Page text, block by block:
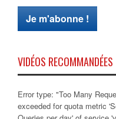
VIDÉOS RECOMMANDÉES
Error type: "Too Many
exceeded for quota metric